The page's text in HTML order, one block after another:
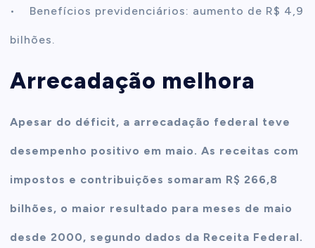
• Benefícios previdenciários: aumento de R$ 4,9
bilhões.
Arrecadação melhora
Apesar do déficit, a arrecadação federal teve
desempenho positivo em maio. As receitas com
impostos e contribuições somaram R$ 266,8
bilhões, o maior resultado para meses de maio
desde 2000, segundo dados da Receita Federal.